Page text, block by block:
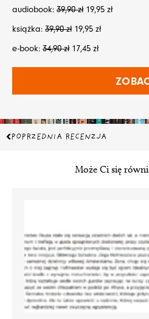
audiobook: 39,90zł 19,95 zł
książka: 39,90zł 19,95 zł
e-book: 34,90zł 17,45 zł
Prev
POPRZEDNIA RECENZJA
Może Ci się